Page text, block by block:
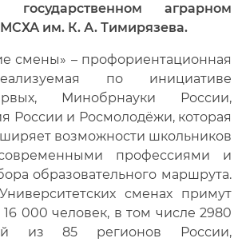
аграрном
им. К. А. Тимирязева.
смены» – профориентационная
по инициативе
Минобрнауки России,
России и Росмолодёжи, которая
возможности школьников
профессиями и
образовательного маршрута.
сменах примут
16 000 человек, в том числе 2980
из 85 регионов России,